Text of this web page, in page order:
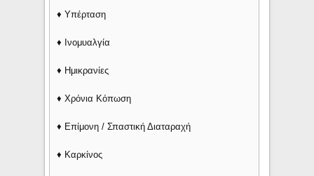
♦ Υπέρταση
♦ Ινομυαλγία
♦ Ημικρανίες
♦ Χρόνια Κόπωση
♦ Επίμονη / Σπαστική Διαταραχή
♦ Καρκίνος